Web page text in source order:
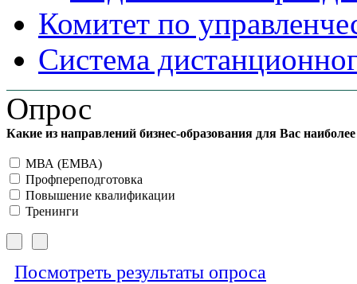
Комитет по
Система
Опрос
Какие из направлений бизнес-образования для Вас
МВА (ЕМВА)
Профпереподготовка
Повышение квалификации
Тренинги
Посмотреть результаты опроса